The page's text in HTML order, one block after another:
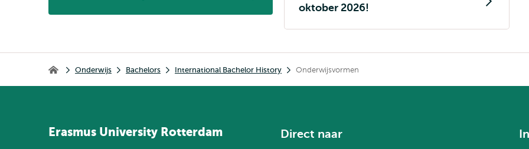
oktober 2026!
Home Onderwijs Bachelors International Bachelor History Onderwijsvormen
Erasmus University Rotterdam Direct naar